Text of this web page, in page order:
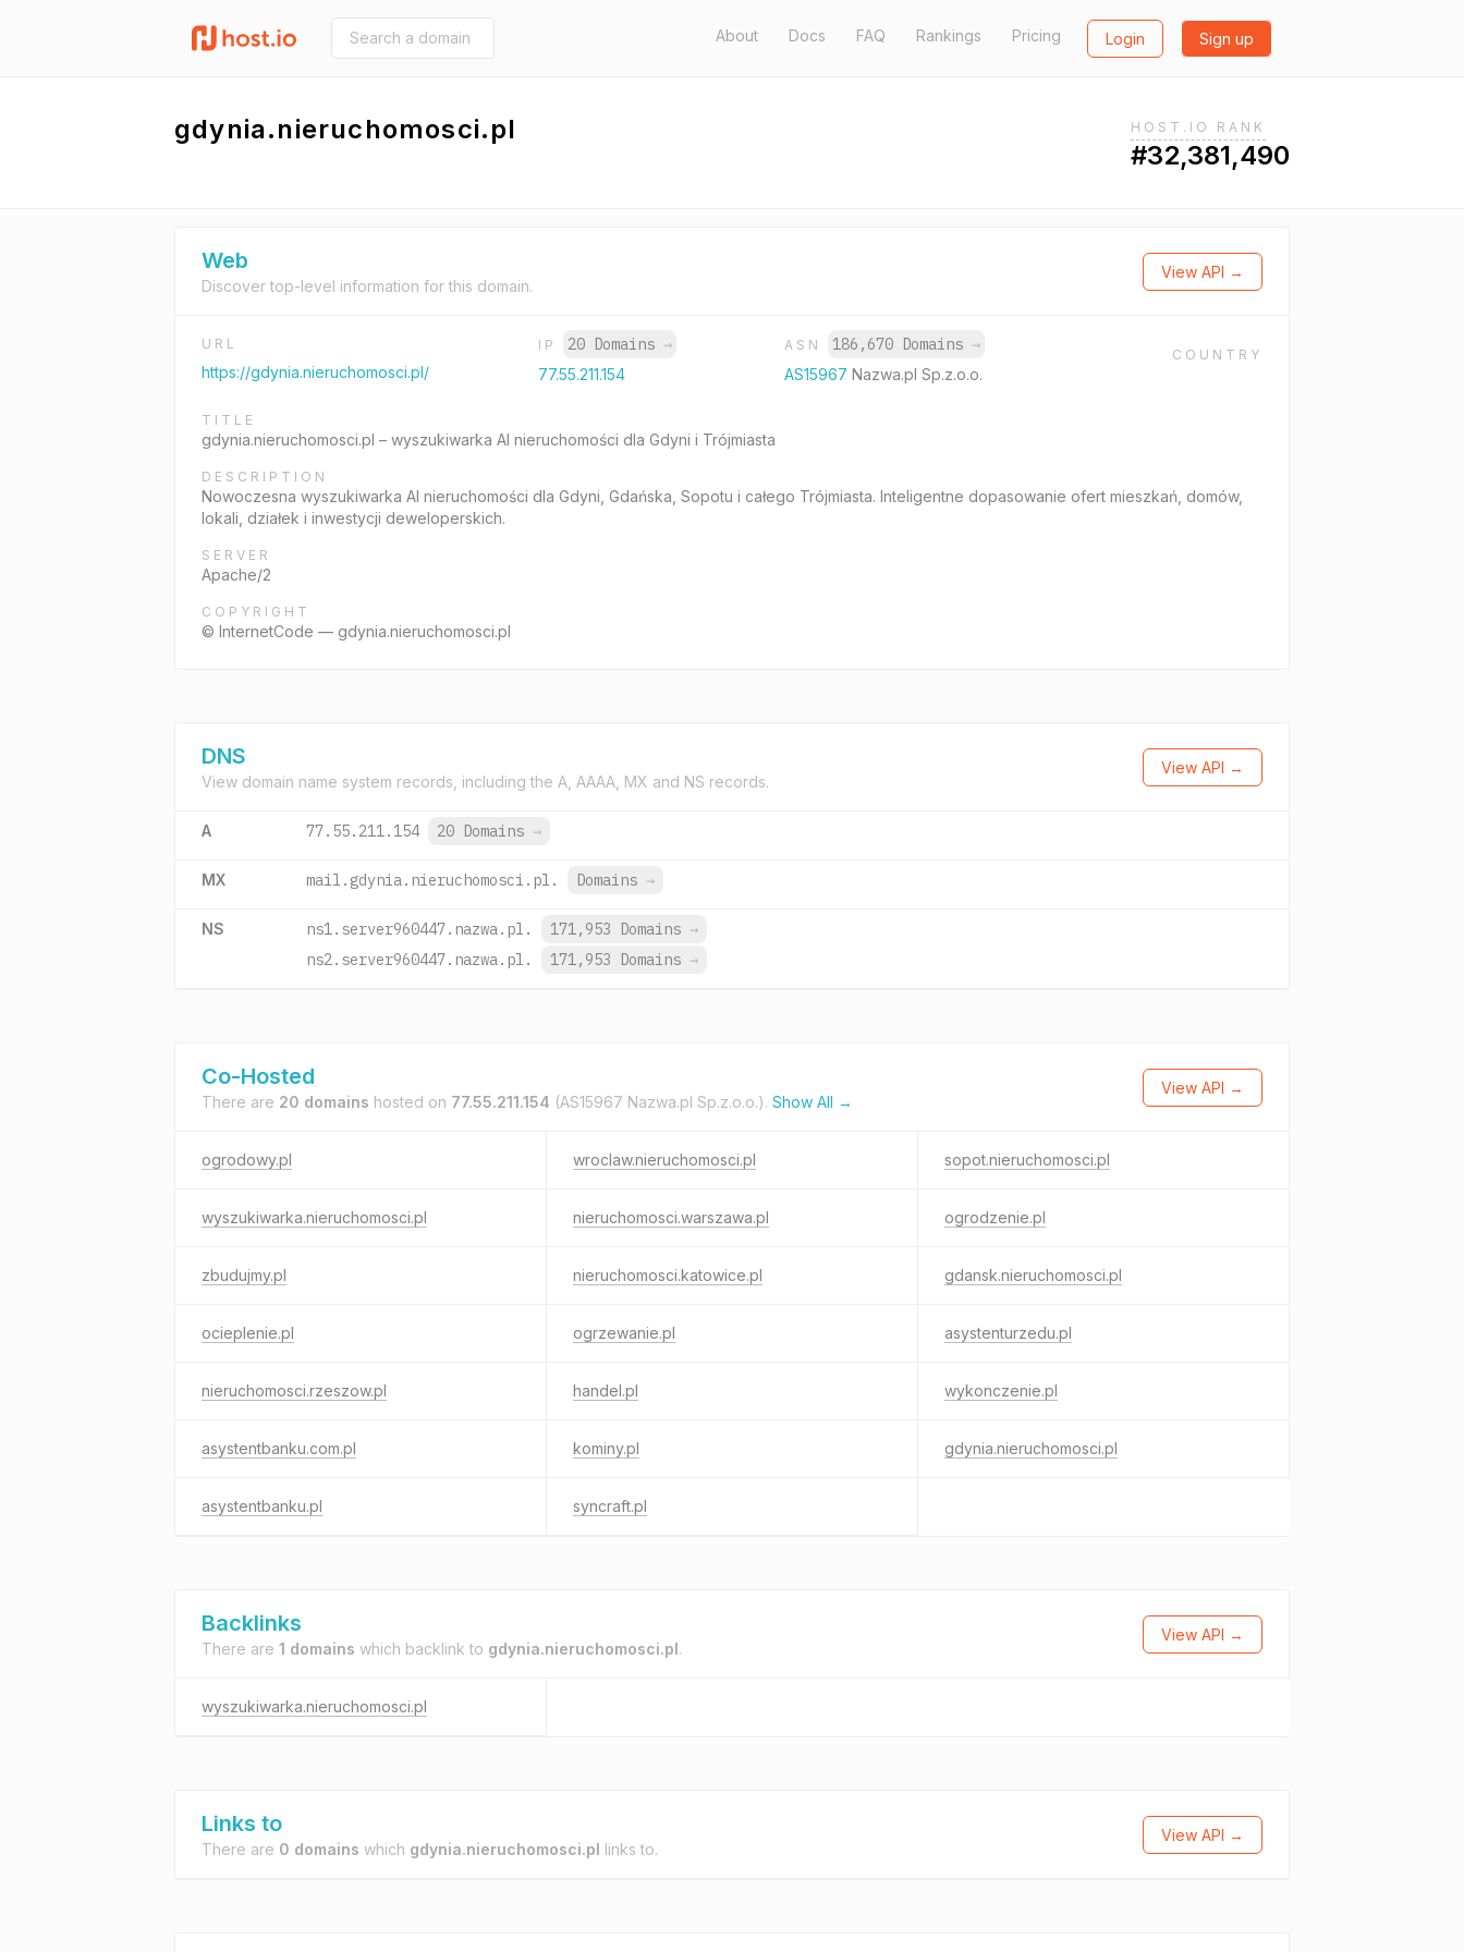
About Docs FAQ Rankings Pricing Login Sign up
gdynia.nieruchomosci.pl HOST.IO RANK
#32,381,490
Web
Discover top-level information for this domain.
View API →
URL
https://gdynia.nieruchomosci.pl/
IP 20 Domains →
77.55.211.154
ASN 186,670 Domains →
AS15967Nazwa.pl Sp.z.o.o.
COUNTRY
TITLE
gdynia.nieruchomosci.pl – wyszukiwarka AI nieruchomości dla Gdyni i Trójmiasta
DESCRIPTION
Nowoczesna wyszukiwarka AI nieruchomości dla Gdyni, Gdańska, Sopotu i całego Trójmiasta. Inteligentne dopasowanie ofert mieszkań, domów,
lokali, działek i inwestycji deweloperskich.
SERVER
Apache/2
COPYRIGHT
© InternetCode — gdynia.nieruchomosci.pl
DNS
View domain name system records, including the A, AAAA, MX and NS records.
View API →
A 77.55.211.154 20 Domains →
MX mail.gdynia.nieruchomosci.pl. Domains →
NS ns1.server960447.nazwa.pl. 171,953 Domains →
ns2.server960447.nazwa.pl.
171,953 Domains →
Co-Hosted
There are 20 domains hosted on 77.55.211.154 (AS15967 Nazwa.pl Sp.z.o.o.). Show All →
View API →
ogrodowy.pl wroclaw.nieruchomosci.pl sopot.nieruchomosci.pl
wyszukiwarka.nieruchomosci.pl nieruchomosci.warszawa.pl ogrodzenie.pl
zbudujmy.pl nieruchomosci.katowice.pl gdansk.nieruchomosci.pl
ocieplenie.pl ogrzewanie.pl asystenturzedu.pl
nieruchomosci.rzeszow.pl handel.pl wykonczenie.pl
asystentbanku.com.pl kominy.pl gdynia.nieruchomosci.pl
asystentbanku.pl syncraft.pl
Backlinks
There are 1 domains which backlink to gdynia.nieruchomosci.pl.
View API →
wyszukiwarka.nieruchomosci.pl
Links to
There are 0 domains which gdynia.nieruchomosci.pl links to.
View API →